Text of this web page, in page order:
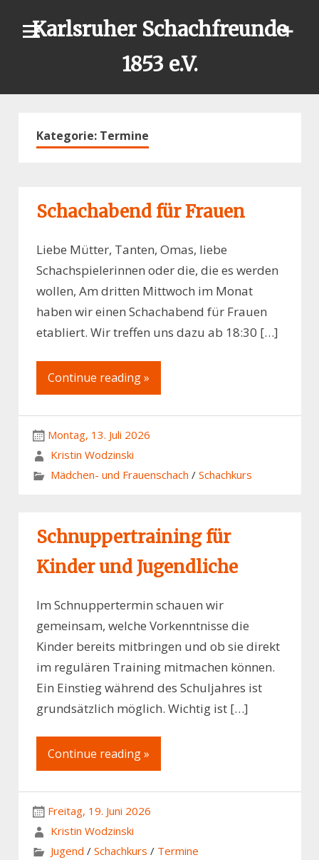
Karlsruher Schachfreunde
1853 e.V.
Kategorie: Termine
Schachabend für Frauen
Liebe Mütter, Tanten, Omas, liebe
Schachspielerinnen oder die, die es werden
wollen, Am dritten Mittwoch im Monat
haben wir einen Schachabend für Frauen
etabliert. Wir treffen uns dazu ab 18:30 […]
Continue reading »
Montag, 13. Juli 2026
Kristin Wodzinski
Mädchen- und Frauenschach / Schachkurs
Schnuppertraining für
Kinder und Jugendliche
Im Schnuppertermin schauen wir
gemeinsam, welche Vorkenntnisse die
Kinder bereits mitbringen und ob sie direkt
im regulären Training mitmachen können.
Ein Einstieg während des Schuljahres ist
grundsätzlich möglich. Wichtig ist […]
Continue reading »
Freitag, 19. Juni 2026
Kristin Wodzinski
Jugend / Schachkurs / Termine